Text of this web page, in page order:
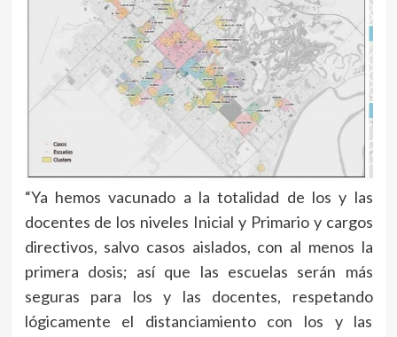
“Ya hemos vacunado a la totalidad de los y las
docentes de los niveles Inicial y Primario y cargos
directivos, salvo casos aislados, con al menos la
primera dosis; así que las escuelas serán más
seguras para los y las docentes, respetando
lógicamente el distanciamiento con los y las